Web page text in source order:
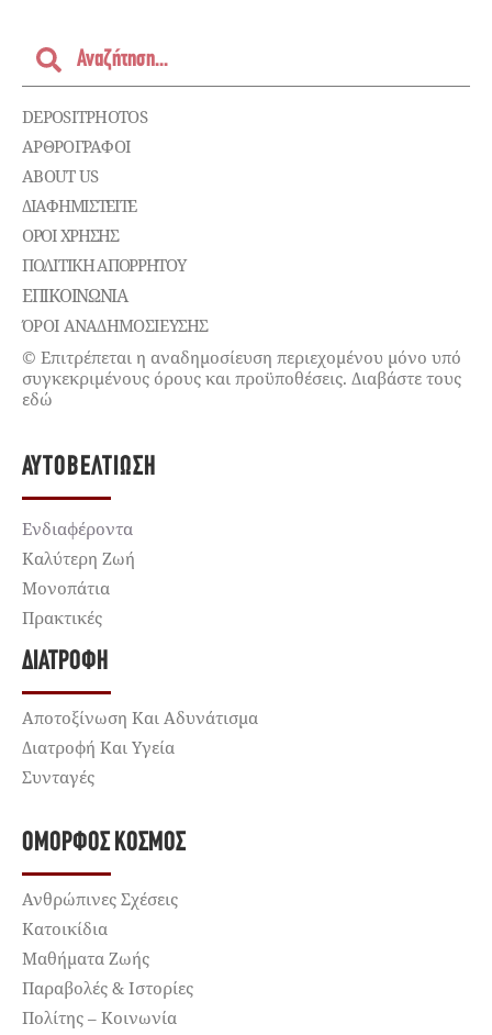
DEPOSITPHOTOS
ΑΡΘΡΟΓΡΑΦΟΙ
ABOUT US
ΔΙΑΦΗΜΙΣΤΕΊΤΕ
ΌΡΟΙ ΧΡΉΣΗΣ
ΠΟΛΙΤΙΚΉ ΑΠΟΡΡΉΤΟΥ
ΕΠΙΚΟΙΝΩΝΊΑ
ΌΡΟΙ ΑΝΑΔΗΜΟΣΙΕΥΣΗΣ
© Επιτρέπεται η αναδημοσίευση περιεχομένου μόνο υπό
συγκεκριμένους όρους και προϋποθέσεις. Διαβάστε τους
εδώ
ΑΥΤΟΒΕΛΤΊΩΣΗ
Ενδιαφέροντα
Καλύτερη Ζωή
Μονοπάτια
Πρακτικές
ΔΙΑΤΡΟΦΉ
Αποτοξίνωση Και Αδυνάτισμα
Διατροφή Και Υγεία
Συνταγές
ΌΜΟΡΦΟΣ ΚΌΣΜΟΣ
Ανθρώπινες Σχέσεις
Κατοικίδια
Μαθήματα Ζωής
Παραβολές & Ιστορίες
Πολίτης – Κοινωνία